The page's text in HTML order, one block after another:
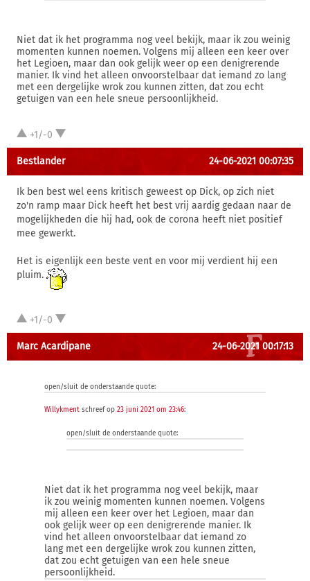
Niet dat ik het programma nog veel bekijk, maar ik zou weinig
momenten kunnen noemen. Volgens mij alleen een keer over
het Legioen, maar dan ook gelijk weer op een denigrerende
manier. Ik vind het alleen onvoorstelbaar dat iemand zo lang
met een dergelijke wrok zou kunnen zitten, dat zou echt
getuigen van een hele sneue persoonlijkheid.
+1/-0
Bestlander 24-06-2021 00:07:35
Ik ben best wel eens kritisch geweest op Dick, op zich niet
zo'n ramp maar Dick heeft het best vrij aardig gedaan naar de
mogelijkheden die hij had, ook de corona heeft niet positief
mee gewerkt.
Het is eigenlijk een beste vent en voor mij verdient hij een
pluim.
+1/-0
Marc Acardipane 24-06-2021 00:17:13
open/sluit de onderstaande quote:
Willykment schreef op 23 juni 2021 om 23:46:
open/sluit de onderstaande quote:
Niet dat ik het programma nog veel bekijk, maar
ik zou weinig momenten kunnen noemen. Volgens
mij alleen een keer over het Legioen, maar dan
ook gelijk weer op een denigrerende manier. Ik
vind het alleen onvoorstelbaar dat iemand zo
lang met een dergelijke wrok zou kunnen zitten,
dat zou echt getuigen van een hele sneue
persoonlijkheid.